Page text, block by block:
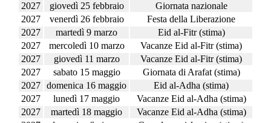
2027
giovedì 25 febbraio
Giornata nazionale
2027
venerdì 26 febbraio
Festa della Liberazione
2027
martedì 9 marzo
Eid al-Fitr (stima)
2027
mercoledì 10 marzo
Vacanze Eid al-Fitr (stima)
2027
giovedì 11 marzo
Vacanze Eid al-Fitr (stima)
2027
sabato 15 maggio
Giornata di Arafat (stima)
2027 domenica 16 maggio
Eid al-Adha (stima)
2027
lunedì 17 maggio
Vacanze Eid al-Adha (stima)
2027
martedì 18 maggio
Vacanze Eid al-Adha (stima)